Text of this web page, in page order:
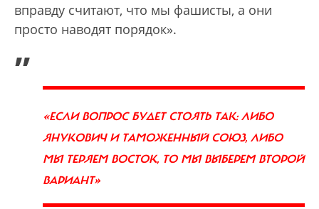
вправду считают, что мы фашисты, а они
просто наводят порядок».
„
«ЕСЛИ ВОПРОС БУДЕТ СТОЯТЬ ТАК: ЛИБО
ЯНУКОВИЧ И ТАМОЖЕННЫЙ СОЮЗ, ЛИБО
МЫ ТЕРЯЕМ ВОСТОК, ТО МЫ ВЫБЕРЕМ ВТОРОЙ
ВАРИАНТ»